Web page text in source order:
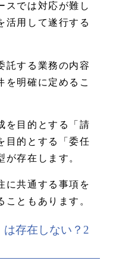
スでは対応が難し
活用して遂行する
託する業務の内容
を明確に定めるこ
を目的とする「請
目的とする「委任
存在します。
に共通する事項を
ともあります。
存在しない？2